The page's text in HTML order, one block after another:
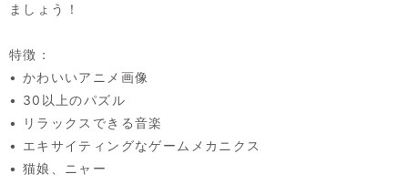
ましょう！
特徴：
• かわいいアニメ画像
• 30以上のパズル
• リラックスできる音楽
• エキサイティングなゲームメカニクス
• 猫娘、ニャー